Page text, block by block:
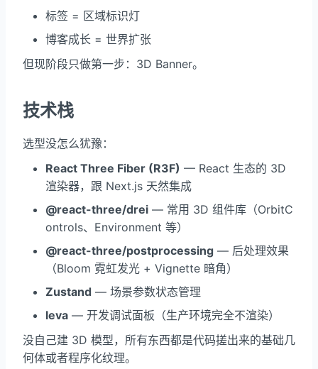
标签 = 区域标识灯
博客成长 = 世界扩张
但现阶段只做第一步：3D Banner。
技术栈
选型没怎么犹豫：
React Three Fiber (R3F) — React 生态的 3D
渲染器，跟 Next.js 天然集成
@react-three/drei — 常用 3D 组件库（OrbitC
ontrols、Environment 等）
@react-three/postprocessing — 后处理效果
（Bloom 霓虹发光 + Vignette 暗角）
Zustand — 场景参数状态管理
leva — 开发调试面板（生产环境完全不渲染）
没自己建 3D 模型，所有东西都是代码搓出来的基础几
何体或者程序化纹理。